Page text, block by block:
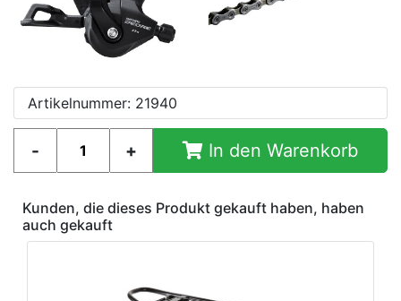
Artikelnummer: 21940
In den Warenkorb
Kunden, die dieses Produkt gekauft haben, haben
auch gekauft